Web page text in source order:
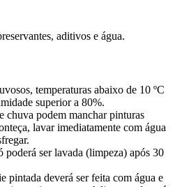
aditivos e água.
temperaturas abaixo de 10 ºC
superior a 80%.
chuva podem manchar pinturas
lavarimediatamente com água
poderá ser lavada (limpeza) após 30
pintada deverá ser feita com água e